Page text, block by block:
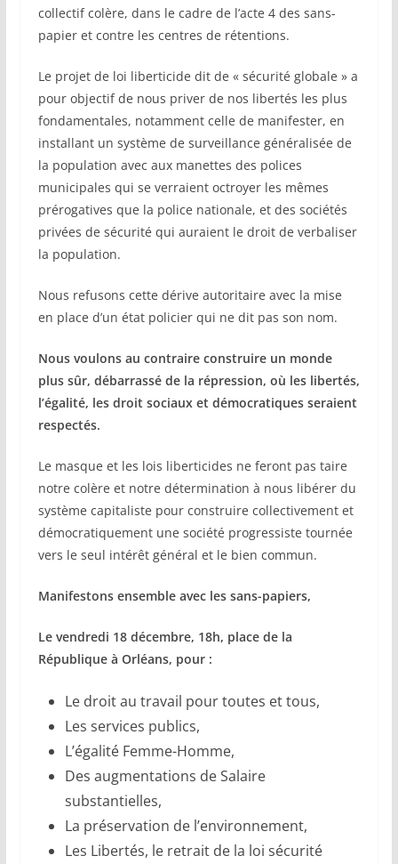
collectif colère, dans le cadre de l’acte 4 des sans-
papier et contre les centres de rétentions.
Le projet de loi liberticide dit de « sécurité globale » a
pour objectif de nous priver de nos libertés les plus
fondamentales, notamment celle de manifester, en
installant un système de surveillance généralisée de
la population avec aux manettes des polices
municipales qui se verraient octroyer les mêmes
prérogatives que la police nationale, et des sociétés
privées de sécurité qui auraient le droit de verbaliser
la population.
Nous refusons cette dérive autoritaire avec la mise
en place d’un état policier qui ne dit pas son nom.
Nous voulons au contraire construire un monde
plus sûr, débarrassé de la répression, où les libertés,
l’égalité, les droit sociaux et démocratiques seraient
respectés.
Le masque et les lois liberticides ne feront pas taire
notre colère et notre détermination à nous libérer du
système capitaliste pour construire collectivement et
démocratiquement une société progressiste tournée
vers le seul intérêt général et le bien commun.
Manifestons ensemble avec les sans-papiers,
Le vendredi 18 décembre, 18h, place de la
République à Orléans, pour :
Le droit au travail pour toutes et tous,
Les services publics,
L’égalité Femme-Homme,
Des augmentations de Salaire
substantielles,
La préservation de l’environnement,
Les Libertés, le retrait de la loi sécurité